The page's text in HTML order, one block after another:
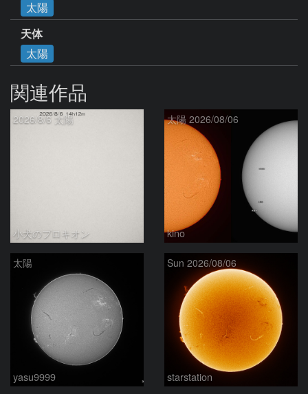
太陽
天体
太陽
関連作品
2026/8/6 太陽
小犬のプロキオン
太陽 2026/08/06
kino
太陽
yasu9999
Sun 2026/08/06
starstation